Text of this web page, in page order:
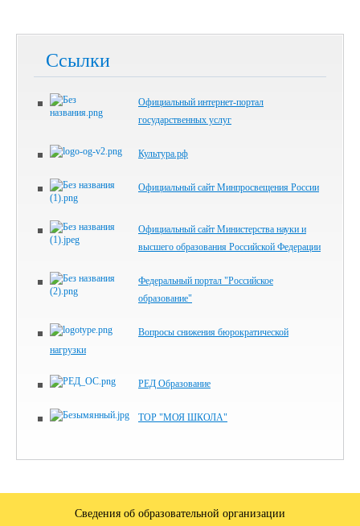
Ссылки
Официальный интернет-портал
государственных услуг
Культура.рф
Официальный сайт Минпросвещения России
Официальный сайт Министерства науки и
высшего образования Российской Федерации
Федеральный портал "Российское
образование"
Вопросы снижения бюрократической
нагрузки
РЕД Образование
ТОР "МОЯ ШКОЛА"
Сведения об образовательной организации